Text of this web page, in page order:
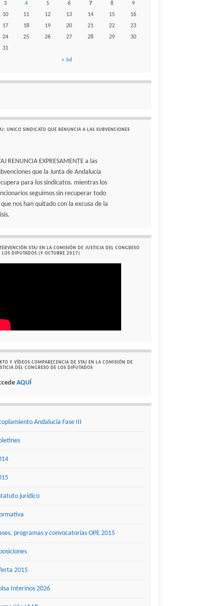
3
4 5 6 7 8
9
10
11 12 13 14 15
16
17
18 19 20 21 22
23
24
25 26 27 28 29
30
31
« Jul
UNICO SINDICATO QUE RENUNCIA A LAS SUBVENCIONES
RENUNCIA EXPRESAMENTE a las
que la Junta de Andalucía
para los sindicatos. mientras los
seguimos sin recuperar todo
que nos han quitado con la excusa de la
STAJ EN LA COMISIÓN DE JUSTICIA DEL CONGRESO
LOS DIPUTADOS (9 OCTUBRE 2017)
Y VÍDEOS COMPARECENCIA DE STAJ EN LA COMISIÓN DE
DEL CONGRESO DE LOS DIPUTADOS
AQUÍ
Andalucía Fase III
jurídico
programas y convocatorias OPE 2015
2015
Interinos 2026